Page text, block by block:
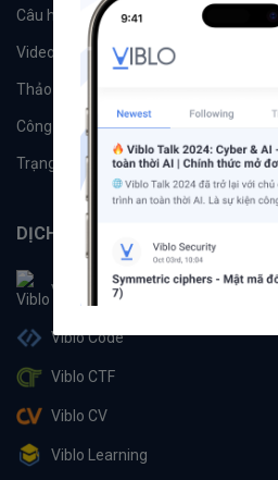
Câu hỏi Tags
Videos
Thảo luận
Công cụ
Trạng thái hệ thống
DỊCH VỤ
Viblo
Viblo Code
Viblo CTF
Viblo CV
Viblo Learning